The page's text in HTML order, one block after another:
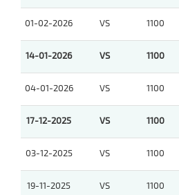
01-02-2026 VS 1100
14-01-2026 VS 1100
04-01-2026 VS 1100
17-12-2025 VS 1100
03-12-2025 VS 1100
19-11-2025 VS 1100